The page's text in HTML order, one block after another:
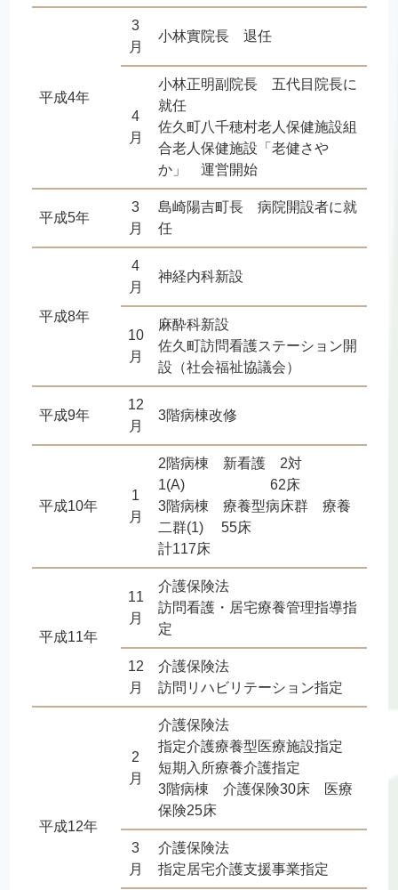
平成4年
3
月
小林實院長 退任
4
月
小林正明副院長 五代目院長に
就任
佐久町八千穂村老人保健施設組
合老人保健施設「老健さや
か」 運営開始
平成5年
3
月
島崎陽吉町長 病院開設者に就
任
平成8年
4
月
神経内科新設
10
月
麻酔科新設
佐久町訪問看護ステーション開
設（社会福祉協議会）
平成9年
12
月
3階病棟改修
平成10年
1
月
2階病棟 新看護 2対
1(A) 62床
3階病棟 療養型病床群 療養
二群(1) 55床
計117床
平成11年
11
月
介護保険法
訪問看護・居宅療養管理指導指
定
12
月
介護保険法
訪問リハビリテーション指定
平成12年
2
月
介護保険法
指定介護療養型医療施設指定
短期入所療養介護指定
3階病棟 介護保険30床 医療
保険25床
3
月
介護保険法
指定居宅介護支援事業指定